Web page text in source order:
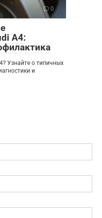
0
A4:
Узнайте о типичных
и